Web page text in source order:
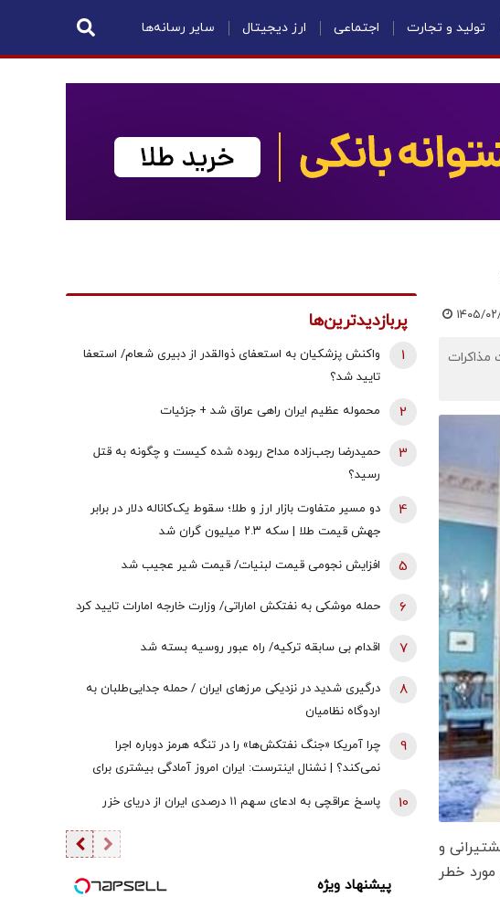
تولید و تجارت اجتماعی ارز دیجیتال سایر رسانه‌ها
- ۱۹:۵۱
مذاکرات
و
خطر
پربازدیدترین‌ها
واکنش پزشکیان به استعفای ذوالقدر از دبیری شعام/ استعفا
تایید شد؟
1
محموله عظیم ایران راهی عراق شد + جزئیات 2
حمیدرضا رجب‌زاده مداح ربوده شده کیست و چگونه به قتل
رسید؟
3
دو مسیر متفاوت بازار ارز و طلا؛ سقوط یک‌کاناله دلار در برابر
جهش قیمت طلا | سکه ۲.۳ میلیون گران شد
4
افزایش نجومی قیمت لبنیات/ قیمت شیر عجیب شد 5
حمله موشکی به نفتکش اماراتی/ وزارت خارجه امارات تایید کرد 6
اقدام بی سابقه ترکیه/ راه عبور روسیه بسته شد 7
درگیری شدید در نزدیکی مرز‌های ایران / حمله جدایی‌طلبان به
اردوگاه نظامیان
8
چرا آمریکا «جنگ نفتکش‌ها» را در تنگه هرمز دوباره اجرا
نمی‌کند؟ | نشنال اینترست: ایران امروز آمادگی بیشتری برای
9
پاسخ عراقچی به ادعای سهم ۱۱ درصدی ایران از دریای خزر 10
پیشنهاد ویژه